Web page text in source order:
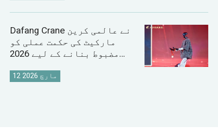
Dafang Crane نے عالمی کرین
مارکیٹ کی حکمت عملی کو
مضبوط بنانے کے لیے 2026
12 مارچ 2026